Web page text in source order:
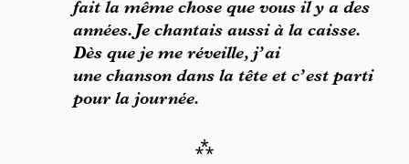
fait la même chose que vous il y a des
années. Je chantais aussi à la caisse.
Dès que je me réveille, j’ai
une chanson dans la tête et c’est parti
pour la journée.
⁂